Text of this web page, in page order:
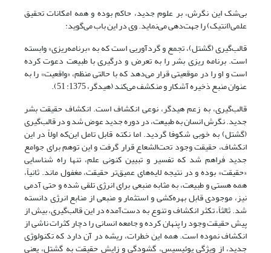
بی‌شک این نگرش، بر علوم جدید، حاکم بوده و همه امکانات تحقیق
علمی(انتیک) را جهت‌دهی می‌نماید. وی در این باب می‌گوید:
قالب‌گیری (گشتل)، تجمع و گردآوریی است که به «برنامه‌ریزی» وابسته
است. برنامه ریزی بشر را به تعرض و درگیری با طبیعت دعوت کرده
است و او را در موقعیتی قرار می‌دهد که با حالتی منظم، «واقعیت» را به
عنوان منبع ذخیره آشکار و منکشف می‌کند (هیدگر، 1375: 51).
قالب‌گیری، به زعم هیدگر، نوعی انکشاف است. انکشاف حقیقت بشر
جدید. نگرش انسان به طبیعت، در دوره جدید عوض شد و در قالب‌گیری
(گشتل) به خوبی شکوفا گردید. اما نکته قابل تامل این‌که اولاً در این
انکشاف، حقیقت وجود تحت‌الشعاع قرار گرفت و این توهم برای جوامع
جدید فراهم شد که تفسیر و تبیین کنونی علم، تنها راه شناسایی
«حقیقت» بوده و در نتیجه لایه‌های عمیق‌تر حقیقت، مغفول ماند. ثانیاً،
همه هستی و طبیعت، به مثابه منبعی برای انرژی تلقی شده و حتی آدمی
نیز، موجودی قابل بهره‌کشی و استثمار و منبعی از منابع انرژی دانسته
شد. ثالثاً، تکثر انکشاف و تنوع به دست‌آمده در این قالب‌گیری، بیش از
پیش حقیقت وجود را پنهان کرده و جامعه انسانی را دچار کثرات ناشی از
انکشاف نموده است. همه این خطرات، ریشه در آن دارد که تکنولوژی
جدید، از ویژگی پوئیسیس، گشودگی و زایش حقیقت به گشتل، یعنی